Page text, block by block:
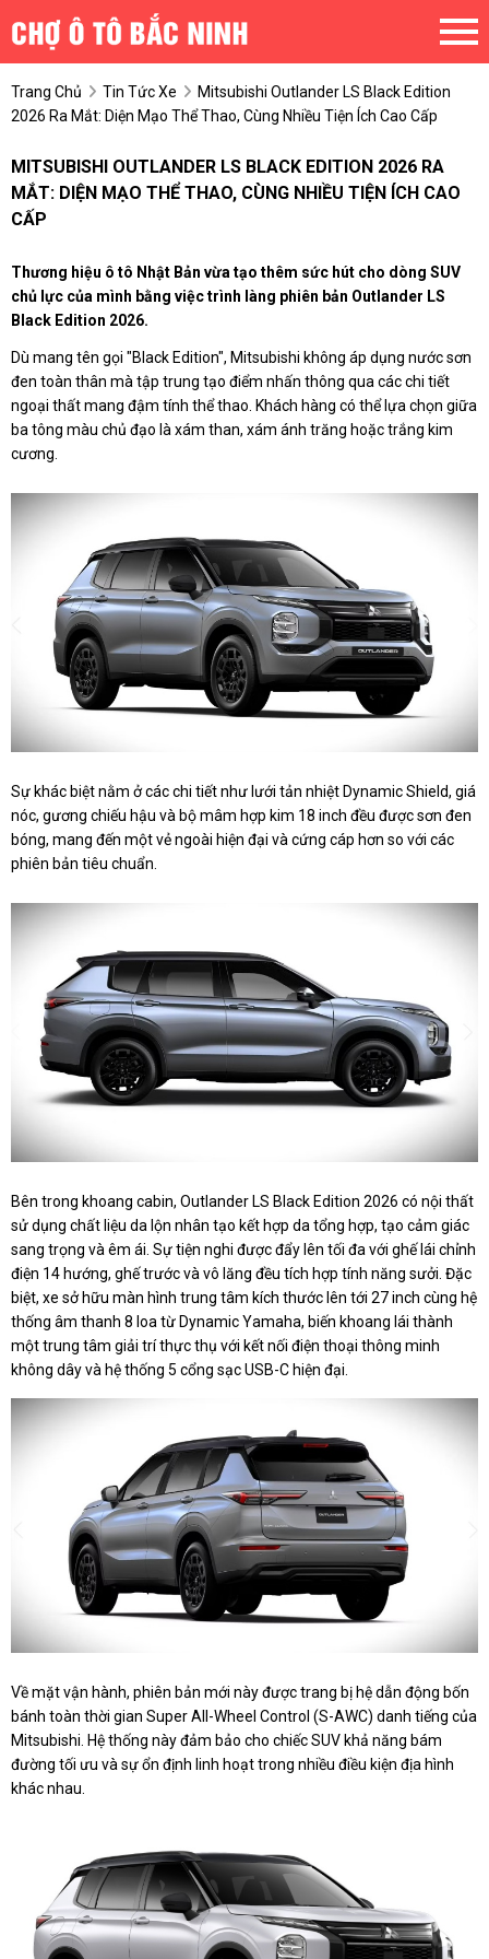
Trang Chủ Tin Tức Xe
Mitsubishi Outlander LS Black Edition
2026 Ra Mắt: Diện Mạo Thể Thao, Cùng Nhiều Tiện Ích Cao Cấp
MITSUBISHI OUTLANDER LS BLACK EDITION 2026 RA
MẮT: DIỆN MẠO THỂ THAO, CÙNG NHIỀU TIỆN ÍCH CAO
CẤP
Thương hiệu ô tô Nhật Bản vừa tạo thêm sức hút cho dòng SUV
chủ lực của mình bằng việc trình làng phiên bản Outlander LS
Black Edition 2026.
Dù mang tên gọi "Black Edition", Mitsubishi không áp dụng nước sơn
đen toàn thân mà tập trung tạo điểm nhấn thông qua các chi tiết
ngoại thất mang đậm tính thể thao. Khách hàng có thể lựa chọn giữa
ba tông màu chủ đạo là xám than, xám ánh trăng hoặc trắng kim
cương.
Sự khác biệt nằm ở các chi tiết như lưới tản nhiệt Dynamic Shield, giá
nóc, gương chiếu hậu và bộ mâm hợp kim 18 inch đều được sơn đen
bóng, mang đến một vẻ ngoài hiện đại và cứng cáp hơn so với các
phiên bản tiêu chuẩn.
Bên trong khoang cabin, Outlander LS Black Edition 2026 có nội thất
sử dụng chất liệu da lộn nhân tạo kết hợp da tổng hợp, tạo cảm giác
sang trọng và êm ái. Sự tiện nghi được đẩy lên tối đa với ghế lái chỉnh
điện 14 hướng, ghế trước và vô lăng đều tích hợp tính năng sưởi. Đặc
biệt, xe sở hữu màn hình trung tâm kích thước lên tới 27 inch cùng hệ
thống âm thanh 8 loa từ Dynamic Yamaha, biến khoang lái thành
một trung tâm giải trí thực thụ với kết nối điện thoại thông minh
không dây và hệ thống 5 cổng sạc USB-C hiện đại.
Về mặt vận hành, phiên bản mới này được trang bị hệ dẫn động bốn
bánh toàn thời gian Super All-Wheel Control (S-AWC) danh tiếng của
Mitsubishi. Hệ thống này đảm bảo cho chiếc SUV khả năng bám
đường tối ưu và sự ổn định linh hoạt trong nhiều điều kiện địa hình
khác nhau.